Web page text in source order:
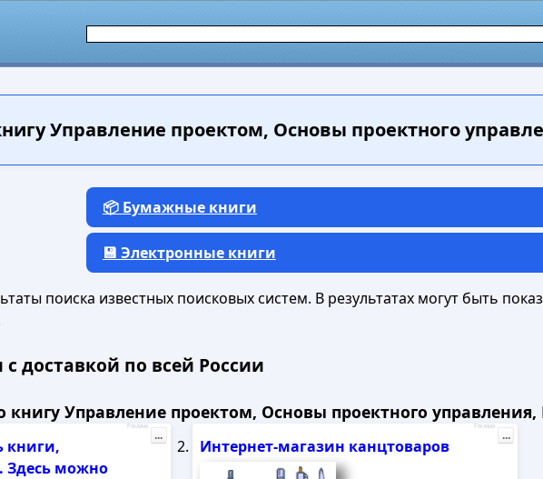
Управление проектом, Основы проектного
📦 Бумажные книги
💾 Электронные книги
поиска известных поисковых систем. В результатах могут быть
доставкой по всей России
книгу Управление проектом, Основы проектного управления,
книги,
Здесь можно
Реклама
...
Интернет-магазин канцтоваров
Реклама
...